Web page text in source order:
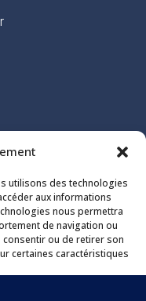
utilisons des technologies
aux informations
nous permettra
de navigation ou
consentir ou de retirer son
certaines caractéristiques